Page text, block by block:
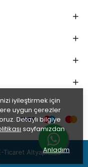
iyileştirmek için
uygun çerezler
Detaylı bilgiye
sayfamızdan
Anladım
Ticaret Altyapısı ile